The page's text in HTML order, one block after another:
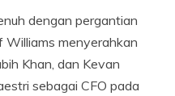
dengan pergantian
Williams menyerahkan
Khan, dan Kevan
sebagai CFO pada